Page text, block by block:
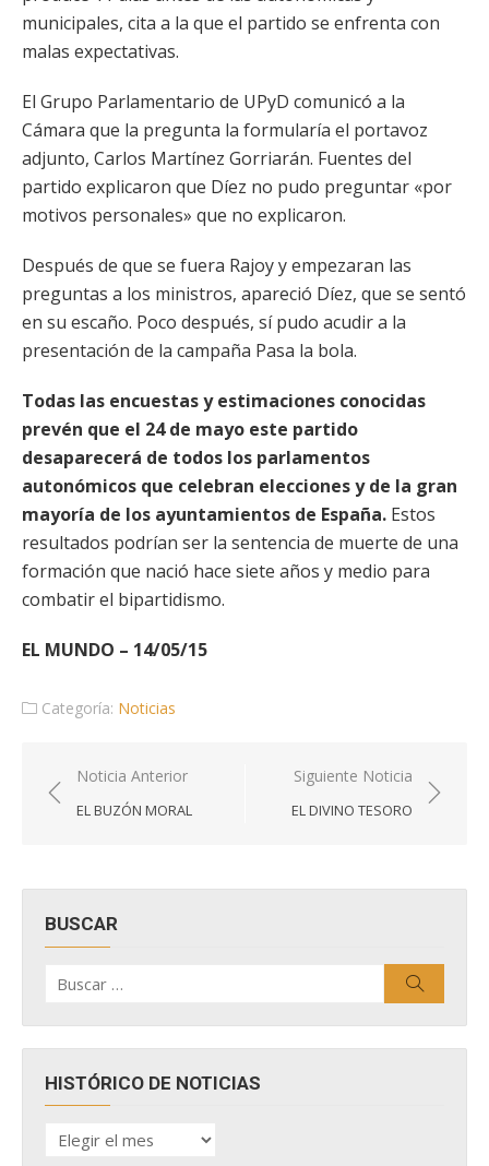
municipales, cita a la que el partido se enfrenta con
malas expectativas.
El Grupo Parlamentario de UPyD comunicó a la
Cámara que la pregunta la formularía el portavoz
adjunto, Carlos Martínez Gorriarán. Fuentes del
partido explicaron que Díez no pudo preguntar «por
motivos personales» que no explicaron.
Después de que se fuera Rajoy y empezaran las
preguntas a los ministros, apareció Díez, que se sentó
en su escaño. Poco después, sí pudo acudir a la
presentación de la campaña Pasa la bola.
Todas las encuestas y estimaciones conocidas
prevén que el 24 de mayo este partido
desaparecerá de todos los parlamentos
autonómicos que celebran elecciones y de la gran
mayoría de los ayuntamientos de España. Estos
resultados podrían ser la sentencia de muerte de una
formación que nació hace siete años y medio para
combatir el bipartidismo.
EL MUNDO – 14/05/15
Categoría: Noticias
Navegación
de
Noticia Anterior
EL BUZÓN MORAL
Siguiente Noticia
EL DIVINO TESORO
BUSCAR
por:
HISTÓRICO DE NOTICIAS
HISTÓRICO
DE